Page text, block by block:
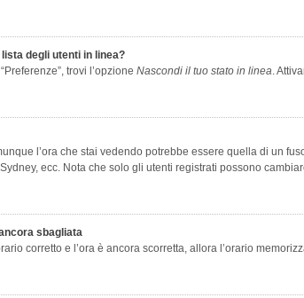
degli utenti in linea?
trovi l’opzione Nascondi il tuo stato in linea.
l’ora che stai vedendo potrebbe essere quella di un
ecc. Nota che solo gli utenti registrati possono
sbagliata
corretto e l’ora è ancora scorretta, allora l’orario